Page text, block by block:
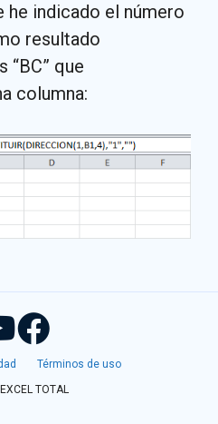
he indicado el número
resultado
“BC” que
columna:
Términos de uso
TOTAL